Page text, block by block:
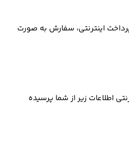
اینترنتی، سفارش به صورت
اطلاعات زیر از شما پرسیده